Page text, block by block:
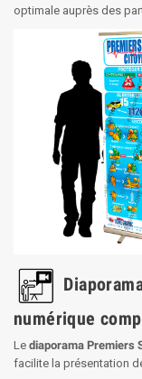
optimale auprès des
numérique
Le diaporama Premiers
facilite la présentation